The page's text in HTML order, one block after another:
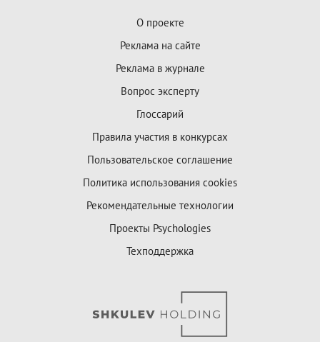
О проекте
Реклама на сайте
Реклама в журнале
Вопрос эксперту
Глоссарий
Правила участия в конкурсах
Пользовательское соглашение
Политика использования cookies
Рекомендательные технологии
Проекты Psychologies
Техподдержка